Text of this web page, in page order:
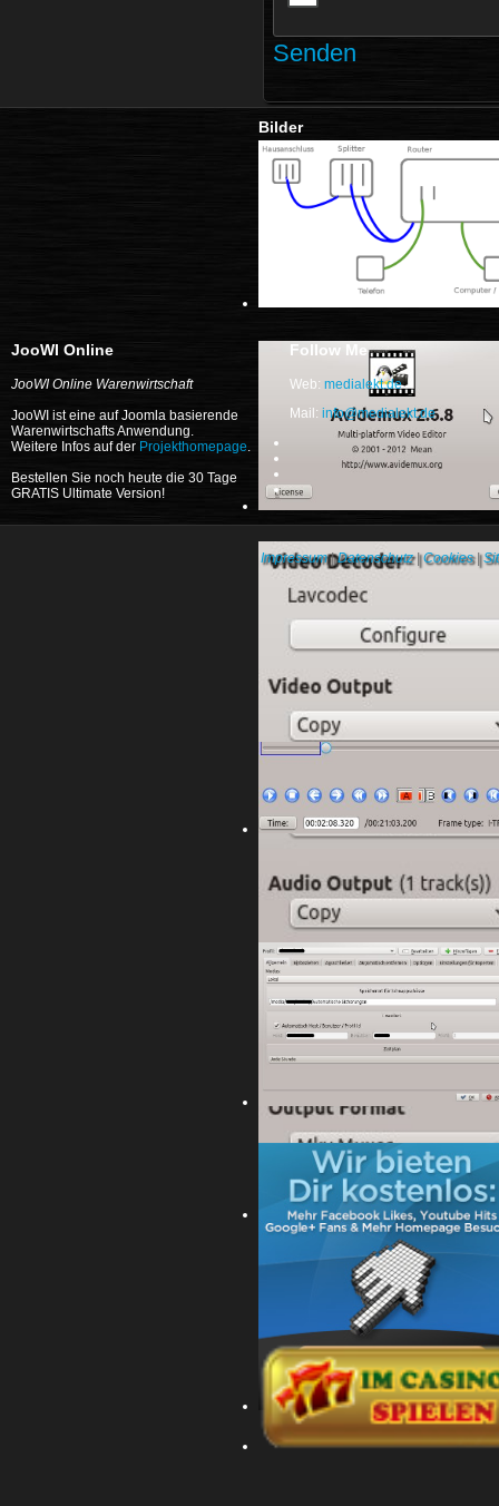
Senden
Bilder
JooWI Online
JooWI Online Warenwirtschaft
JooWI ist eine auf Joomla basierende
Warenwirtschafts Anwendung.
Weitere Infos auf der Projekthomepage.
Bestellen Sie noch heute die 30 Tage
GRATIS Ultimate Version!
Follow Me
Web: medialekt.de
Mail:
Impressum|Datenschutz|Cookies|